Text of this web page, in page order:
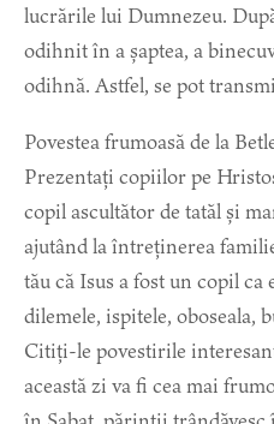
lucrările lui Dumnezeu.
odihnit în a șaptea, a
odihnă. Astfel, se pot
Povestea frumoasă de la
Prezentați copiilor pe
copil ascultător de tatăl și
ajutând la întreținerea
tău că Isus a fost un copil
dilemele, ispitele,
Citiți-le povestirile
această zi va fi cea mai